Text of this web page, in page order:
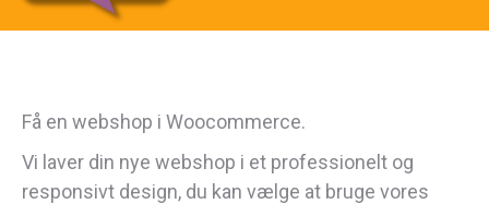
Få en webshop i Woocommerce.
Vi laver din nye webshop i et professionelt og
responsivt design, du kan vælge at bruge vores